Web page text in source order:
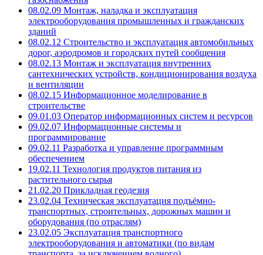
08.02.09 Монтаж, наладка и эксплуатация
электрооборудования промышленных и гражданских
зданий
08.02.12 Строительство и эксплуатация автомобильных
дорог, аэродромов и городских путей сообщения
08.02.13 Монтаж и эксплуатация внутренних
сантехнических устройств, кондиционирования воздуха
и вентиляции
08.02.15 Информационное моделирование в
строительстве
09.01.03 Оператор информационных систем и ресурсов
09.02.07 Информационные системы и
программирование
09.02.11 Разработка и управление программным
обеспечением
19.02.11 Технология продуктов питания из
растительного сырья
21.02.20 Прикладная геодезия
23.02.04 Техническая эксплуатация подъёмно-
транспортных, строительных, дорожных машин и
оборудования (по отраслям)
23.02.05 Эксплуатация транспортного
электрооборудования и автоматики (по видам